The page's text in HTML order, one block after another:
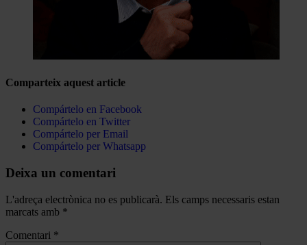
Comparteix aquest article
Compártelo en Facebook
Compártelo en Twitter
Compártelo per Email
Compártelo per Whatsapp
Deixa un comentari
L'adreça electrònica no es publicarà. Els camps necessaris estan
marcats amb *
Comentari *